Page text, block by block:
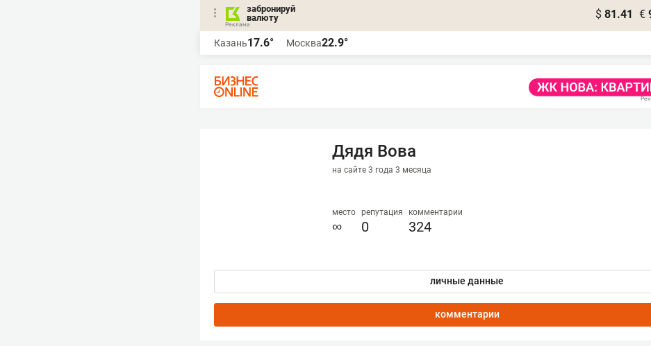
забронируй
валюту
$ 81.41 €
Казань17.6° Москва22.9°
Дядя Вова
на сайте 3 года 3 месяца
место
∞
репутация
0
комментарии
324
личные данные
комментарии